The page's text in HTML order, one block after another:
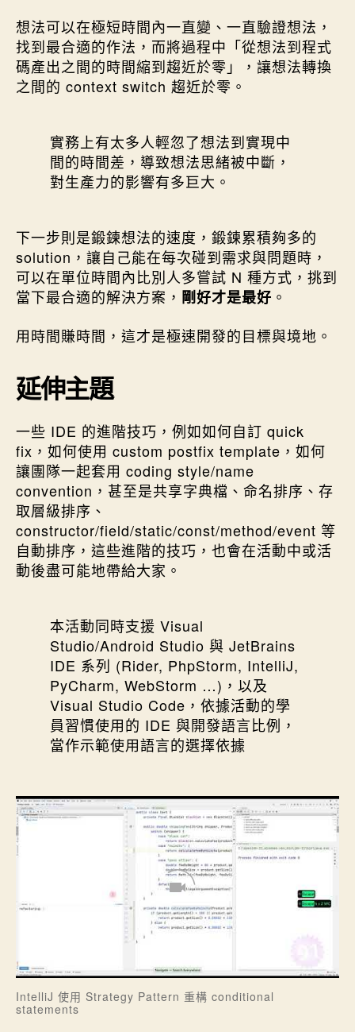
想法可以在極短時間內一直變、一直驗證想法，
找到最合適的作法，而將過程中「從想法到程式
碼產出之間的時間縮到趨近於零」，讓想法轉換
之間的 context switch 趨近於零。
實務上有太多人輕忽了想法到實現中
間的時間差，導致想法思緒被中斷，
對生產力的影響有多巨大。
下一步則是鍛鍊想法的速度，鍛鍊累積夠多的
solution，讓自己能在每次碰到需求與問題時，
可以在單位時間內比別人多嘗試 N 種方式，挑到
當下最合適的解決方案， 剛好才是最好 。
用時間賺時間，這才是極速開發的目標與境地。
延伸主題
一些 IDE 的進階技巧，例如如何自訂 quick
fix，如何使用 custom postfix template，如何
讓團隊一起套用 coding style/name
convention，甚至是共享字典檔、命名排序、存
取層級排序、
constructor/field/static/const/method/event 等
自動排序，這些進階的技巧，也會在活動中或活
動後盡可能地帶給大家。
本活動同時支援 Visual
Studio/Android Studio 與 JetBrains
IDE 系列 (Rider, PhpStorm, IntelliJ,
PyCharm, WebStorm …)，以及
Visual Studio Code，依據活動的學
員習慣使用的 IDE 與開發語言比例，
當作示範使用語言的選擇依據
IntelliJ 使用 Strategy Pattern 重構 conditional
statements